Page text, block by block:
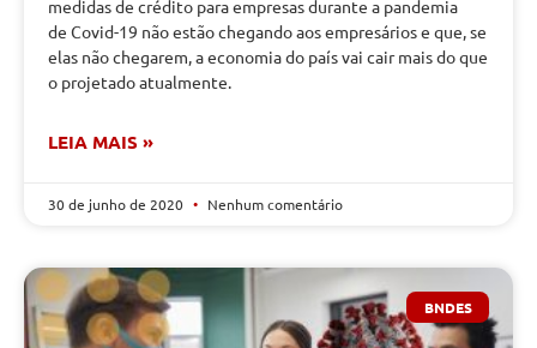
medidas de crédito para empresas durante a pandemia
de Covid-19 não estão chegando aos empresários e que, se
elas não chegarem, a economia do país vai cair mais do que
o projetado atualmente.
LEIA MAIS »
30 de junho de 2020 Nenhum comentário
BNDES